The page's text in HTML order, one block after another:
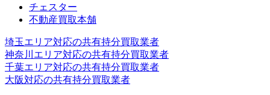
チェスター
不動産買取本舗
埼玉エリア対応の共有持分買取業者
神奈川エリア対応の共有持分買取業者
千葉エリア対応の共有持分買取業者
大阪対応の共有持分買取業者